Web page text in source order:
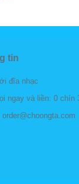
tin
đĩa nhạc
ngay và liền: 0 chín
order@choongta.com